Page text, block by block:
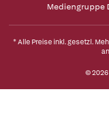
Mediengruppe
* Alle Preise inkl. gesetzl.
© 2026